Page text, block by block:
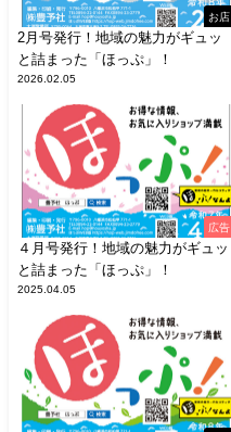
お店
2月号発行！地域の魅力がギュッ
と詰まった「ほっぷ」！
2026.02.05
広告
４月号発行！地域の魅力がギュッ
と詰まった「ほっぷ」！
2025.04.05